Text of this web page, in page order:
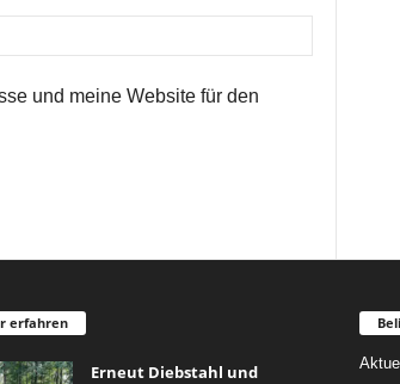
und meine Website für den
erfahren
Erneut Diebstahl und